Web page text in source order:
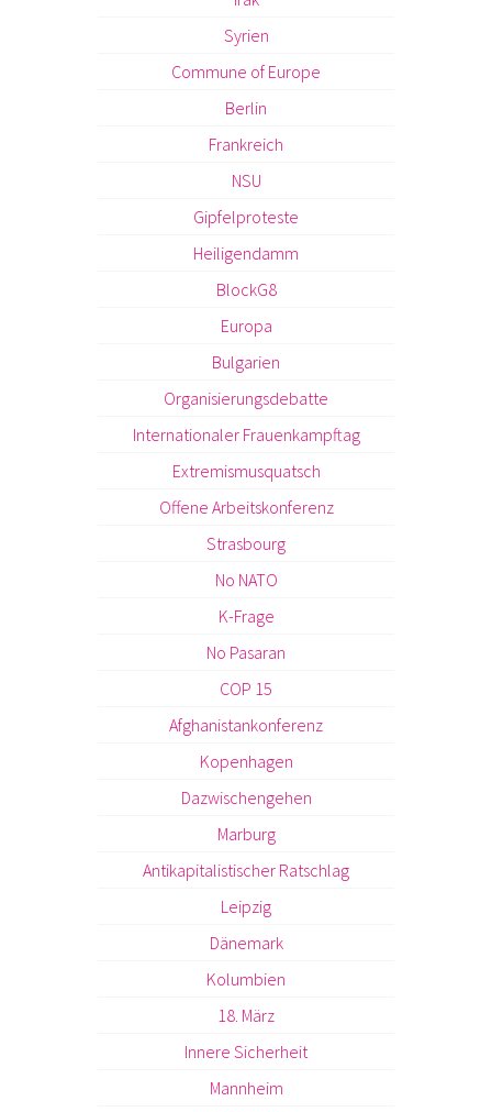
Syrien
Commune of Europe
Berlin
Frankreich
NSU
Gipfelproteste
Heiligendamm
BlockG8
Europa
Bulgarien
Organisierungsdebatte
Internationaler Frauenkampftag
Extremismusquatsch
Offene Arbeitskonferenz
Strasbourg
No NATO
K-Frage
No Pasaran
COP 15
Afghanistankonferenz
Kopenhagen
Dazwischengehen
Marburg
Antikapitalistischer Ratschlag
Leipzig
Dänemark
Kolumbien
18. März
Innere Sicherheit
Mannheim